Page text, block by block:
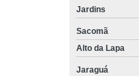
Jardins
Sacomã
Alto da Lapa
Jaraguá